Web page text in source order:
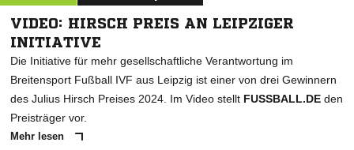
VIDEO: HIRSCH PREIS AN LEIPZIGER
INITIATIVE
Die Initiative für mehr gesellschaftliche Verantwortung im
Breitensport Fußball IVF aus Leipzig ist einer von drei Gewinnern
des Julius Hirsch Preises 2024. Im Video stellt FUSSBALL.DE den
Preisträger vor.
Mehr lesen